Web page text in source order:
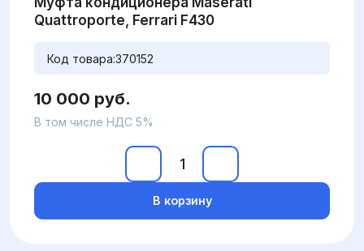
Quattroporte, Ferrari F430
Код товара:370152
10 000 руб.
В том числе НДС 5%
В корзину